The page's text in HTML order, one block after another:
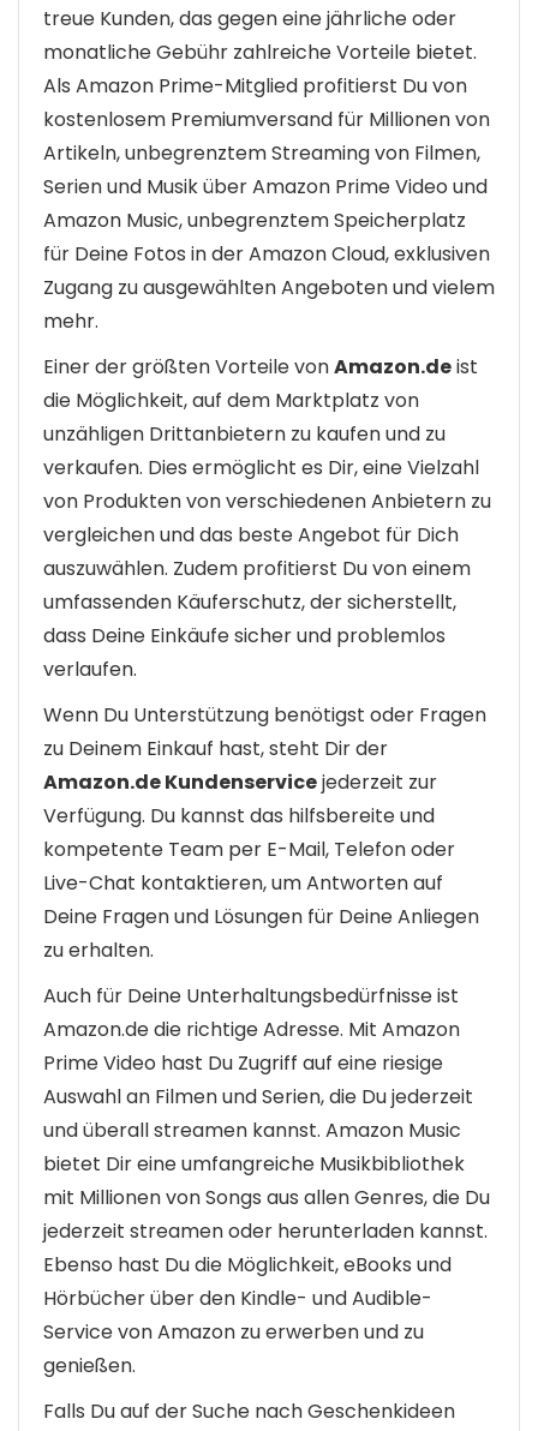
treue Kunden, das gegen eine jährliche oder
monatliche Gebühr zahlreiche Vorteile bietet.
Als Amazon Prime-Mitglied profitierst Du von
kostenlosem Premiumversand für Millionen von
Artikeln, unbegrenztem Streaming von Filmen,
Serien und Musik über Amazon Prime Video und
Amazon Music, unbegrenztem Speicherplatz
für Deine Fotos in der Amazon Cloud, exklusiven
Zugang zu ausgewählten Angeboten und vielem
mehr.
Einer der größten Vorteile vonAmazon.deist
die Möglichkeit, auf dem Marktplatz von
unzähligen Drittanbietern zu kaufen und zu
verkaufen. Dies ermöglicht es Dir, eine Vielzahl
von Produkten von verschiedenen Anbietern zu
vergleichen und das beste Angebot für Dich
auszuwählen. Zudem profitierst Du von einem
umfassenden Käuferschutz, der sicherstellt,
dass Deine Einkäufe sicher und problemlos
verlaufen.
Wenn Du Unterstützung benötigst oder Fragen
zu Deinem Einkauf hast, steht Dir der
Amazon.de Kundenservicejederzeit zur
Verfügung. Du kannst das hilfsbereite und
kompetente Team per E-Mail, Telefon oder
Live-Chat kontaktieren, um Antworten auf
Deine Fragen und Lösungen für Deine Anliegen
zu erhalten.
Auch für Deine Unterhaltungsbedürfnisse ist
Amazon.de die richtige Adresse. Mit Amazon
Prime Video hast Du Zugriff auf eine riesige
Auswahl an Filmen und Serien, die Du jederzeit
und überall streamen kannst. Amazon Music
bietet Dir eine umfangreiche Musikbibliothek
mit Millionen von Songs aus allen Genres, die Du
jederzeit streamen oder herunterladen kannst.
Ebenso hast Du die Möglichkeit, eBooks und
Hörbücher über den Kindle- und Audible-
Service von Amazon zu erwerben und zu
genießen.
Falls Du auf der Suche nach Geschenkideen